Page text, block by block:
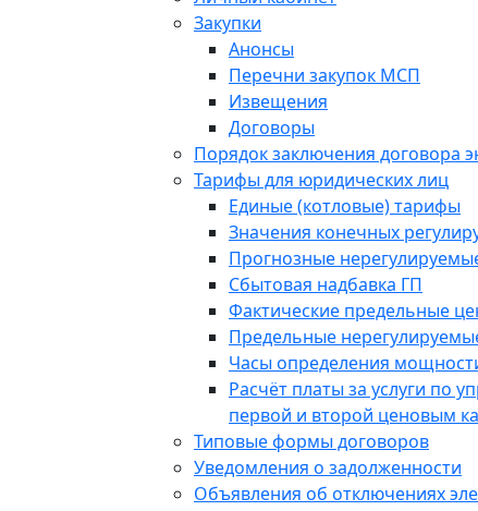
Закупки
Анонсы
Перечни закупок МСП
Извещения
Договоры
Порядок заключения договора
Тарифы для юридических лиц
Единые (котловые) тарифы
Значения конечных
Прогнозные
Сбытовая надбавка ГП
Фактические предельные
Предельные
Часы определения
Расчёт платы за услуги по
первой и второй ценовым
Типовые формы договоров
Уведомления о задолженности
Объявления об отключениях